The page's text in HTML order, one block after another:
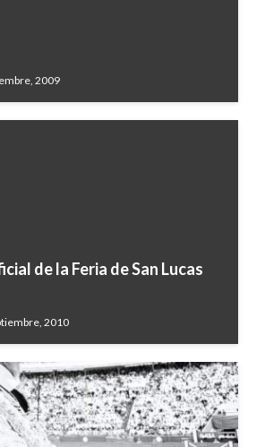
2009
de la Feria de San Lucas
2010